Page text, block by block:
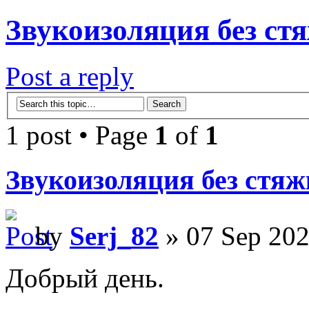
Звукоизоляция без
Post a reply
1 post • Page 1 of 1
Звукоизоляция без
by Serj_82 » 07 Sep
Добрый день.